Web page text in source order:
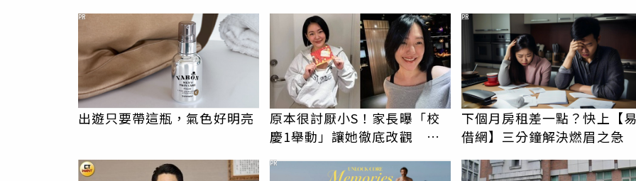
出遊只要帶這瓶，氣色好明亮
PR
原本很討厭小S！家長曝「校
慶1舉動」讓她徹底改觀 網
友洗版認證
下個月房租差一點？快上【
借網】三分鐘解決燃眉之急
PR
PR